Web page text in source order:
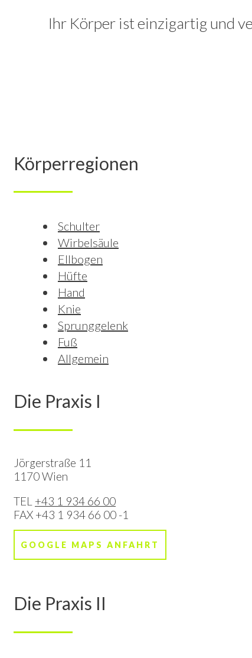
Ihr Körper ist einzigartig und
Körperregionen
Schulter
Wirbelsäule
Ellbogen
Hüfte
Hand
Knie
Sprunggelenk
Fuß
Allgemein
Die Praxis I
Jörgerstraße 11
1170 Wien
TEL +43 1 934 66 00
FAX +43 1 934 66 00 -1
GOOGLE MAPS ANFAHRT
Die Praxis II